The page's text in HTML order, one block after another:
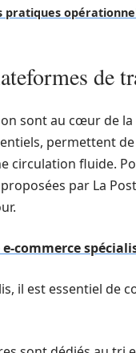
pratiques
de
sont au cœur de
permettent
circulation fluide.
par La
commerce
il est essentiel de